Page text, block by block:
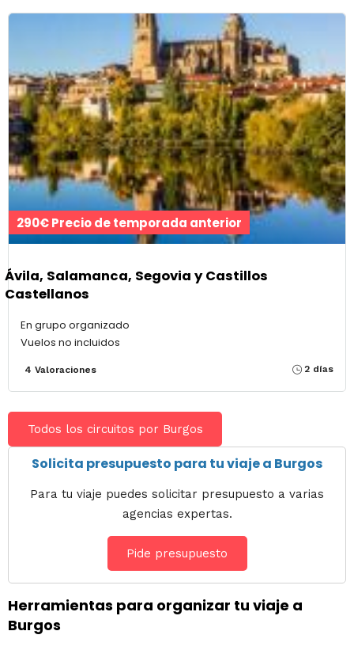
290€ Precio de temporada anterior
Ávila, Salamanca, Segovia y Castillos
Castellanos
En grupo organizado
Vuelos no incluidos
4 Valoraciones 2 días
Todos los circuitos por Burgos
Solicita presupuesto para tu viaje a Burgos
Para tu viaje puedes solicitar presupuesto a varias
agencias expertas.
Pide presupuesto
Herramientas para organizar tu viaje a
Burgos